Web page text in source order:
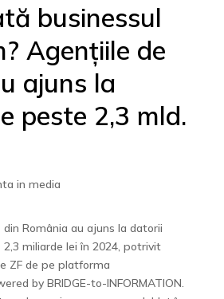
businessul
Agențiile de
ajuns la
peste 2,3 mld.
in media
România au ajuns la datorii
miliarde lei în 2024, potrivit
ZF de pe platforma
by BRIDGE-to-INFORMATION.